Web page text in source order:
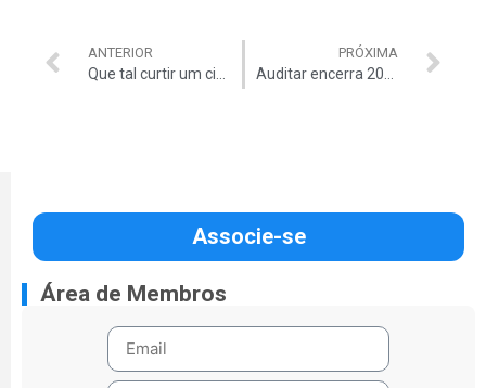
ANTERIOR PRÓXIMA
Associe-se
Área de Membros